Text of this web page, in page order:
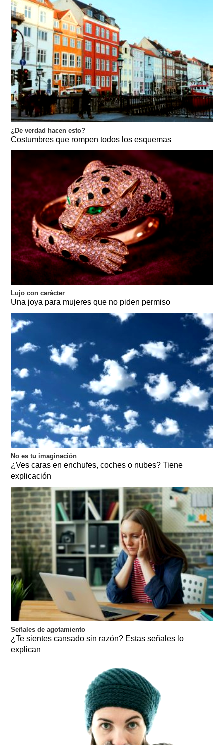
¿De verdad hacen esto?
Costumbres que rompen todos los esquemas
Lujo con carácter
Una joya para mujeres que no piden permiso
No es tu imaginación
¿Ves caras en enchufes, coches o nubes? Tiene
explicación
Señales de agotamiento
¿Te sientes cansado sin razón? Estas señales lo
explican